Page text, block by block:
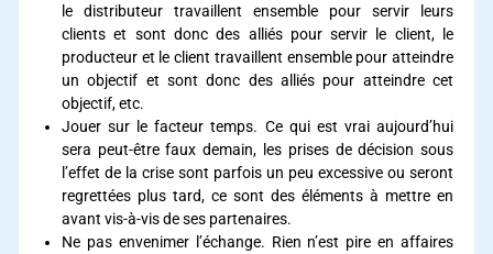
le distributeur travaillent ensemble pour servir leurs
clients et sont donc des alliés pour servir le client, le
producteur et le client travaillent ensemble pour atteindre
un objectif et sont donc des alliés pour atteindre cet
objectif, etc.
Jouer sur le facteur temps. Ce qui est vrai aujourd’hui
sera peut-être faux demain, les prises de décision sous
l’effet de la crise sont parfois un peu excessive ou seront
regrettées plus tard, ce sont des éléments à mettre en
avant vis-à-vis de ses partenaires.
Ne pas envenimer l’échange. Rien n’est pire en affaires